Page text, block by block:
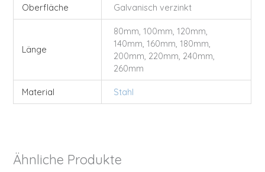
Oberfläche Galvanisch verzinkt
Länge
80mm, 100mm, 120mm,
140mm, 160mm, 180mm,
200mm, 220mm, 240mm,
260mm
Material Stahl
Ähnliche Produkte